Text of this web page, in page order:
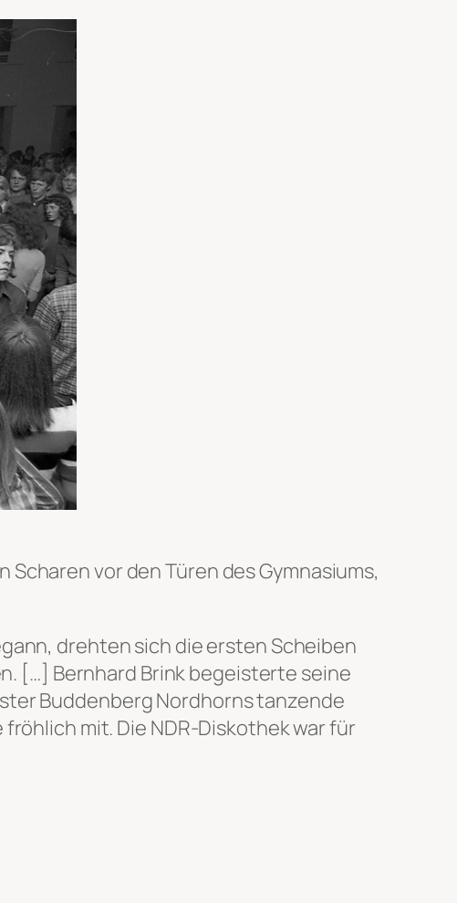
vor den Türen des Gymnasiums,
drehten sich die ersten Scheiben
[…] Bernhard Brink begeisterte seine
Buddenberg Nordhorns tanzende
mit. Die NDR-Diskothek war für